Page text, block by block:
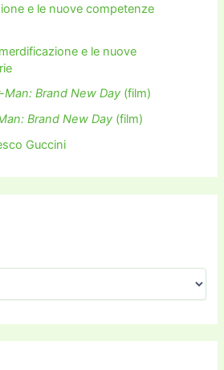
e le nuove competenze
e le nuove
Man: Brand New Day (film)
Brand New Day (film)
Guccini